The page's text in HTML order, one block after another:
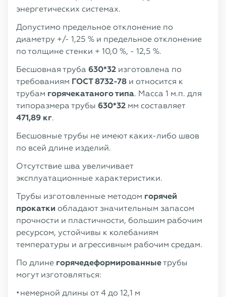
энергетических системах.
Допустимо предельное отклонение по
диаметру +/- 1,25 % и предельное отклонение
по толщине стенки + 10,0 %, - 12,5 %.
Бесшовная труба 630*32 изготовлена по
требованиям ГОСТ 8732-78 и относится к
трубам горячекатаного типа. Масса 1 м.п. для
типоразмера трубы 630*32 мм составляет
471,89 кг.
Бесшовные трубы не имеют каких-либо швов
по всей длине изделий.
Отсутствие шва увеличивает
эксплуатационные характеристики.
Трубы изготовленные методом горячей
прокатки обладают значительным запасом
прочности и пластичности, большим рабочим
ресурсом, устойчивы к колебаниям
температуры и агрессивным рабочим средам.
По длине горячедеформированныетрубы
могут изготовляться:
немерной длины от 4 до 12,1 м